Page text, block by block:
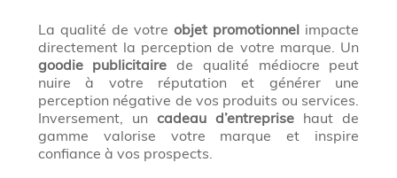
La qualité de votreobjet promotionnel impacte
directement la perception de votre marque. Un
goodie publicitaire de qualité médiocre peut
nuire à votre réputation et générer une
perception négative de vos produits ou services.
Inversement, un cadeau d’entreprise haut de
gamme valorise votre marque et inspire
confiance à vos prospects.